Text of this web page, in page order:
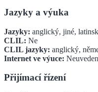
Jazyky a výuka
Jazyky: anglický, jiné,
CLIL: Ne
CLIL jazyky: anglický,
Internet ve výuce:
Přijímací řízení